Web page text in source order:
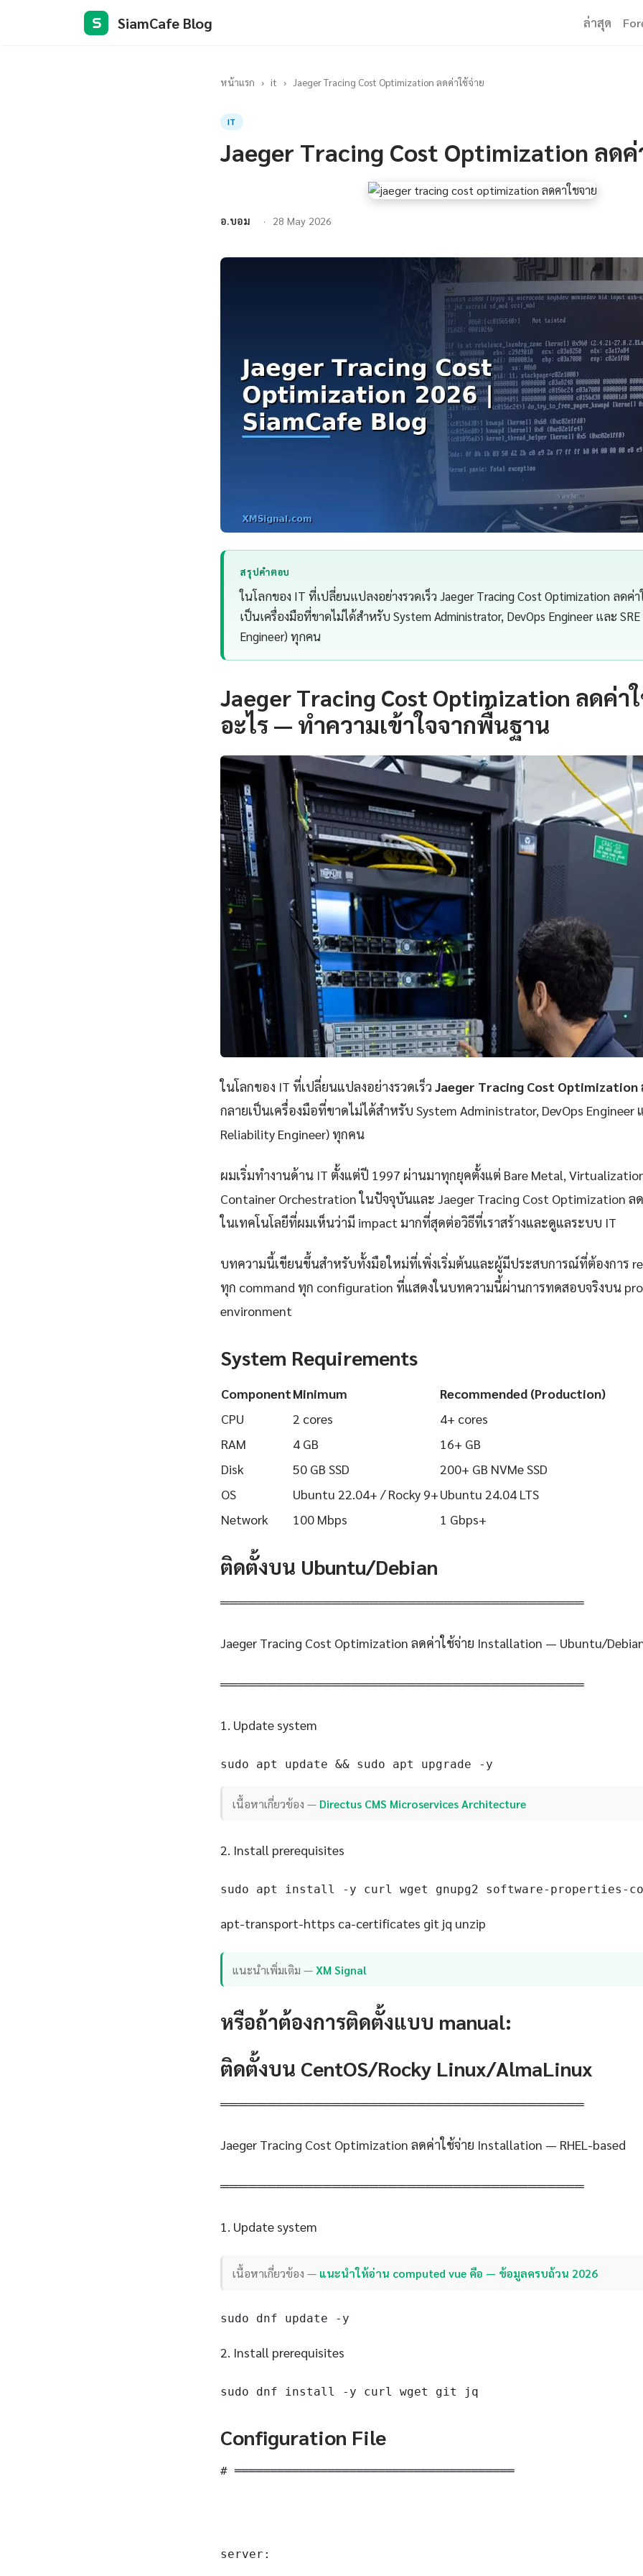
S SiamCafe Blog ล่าสุด
หน้าแรก › it › Jaeger Tracing Cost Optimization ลดค่าใช้จ่าย
IT
Jaeger Tracing Cost Optimization ลดค่
อ.บอม 28 May 2026
สรุปคำตอบ
ในโลกของ IT ที่เปลี่ยนแปลงอย่างรวดเร็ว Jaeger Tracing Cost Optimization ลดค่
เป็นเครื่องมือที่ขาดไม่ได้สำหรับ System Administrator, DevOps Engineer และ
Engineer) ทุกคน
Jaeger Tracing Cost Optimization ลดค่า
อะไร — ทำความเข้าใจจากพื้นฐาน
ในโลกของ IT ที่เปลี่ยนแปลงอย่างรวดเร็ว Jaeger Tracing Cost Optimization
กลายเป็นเครื่องมือที่ขาดไม่ได้สำหรับ System Administrator, DevOps Engineer
Reliability Engineer) ทุกคน
ผมเริ่มทำงานด้าน IT ตั้งแต่ปี 1997 ผ่านมาทุกยุคตั้งแต่ Bare Metal,
Container Orchestration ในปัจจุบันและ Jaeger Tracing Cost Optimization ล
ในเทคโนโลยีที่ผมเห็นว่ามี impact มากที่สุดต่อวิธีที่เราสร้างและดูแลระบบ IT
บทความนี้เขียนขึ้นสำหรับทั้งมือใหม่ที่เพิ่งเริ่มต้นและผู้มีประสบการณ์ที่ต้องการ
ทุก command ทุก configuration ที่แสดงในบทความนี้ผ่านการทดสอบจริงบน
environment
System Requirements
ComponentMinimum
Recommended (Production)
CPU
2 cores
4+ cores
RAM
4 GB
16+ GB
Disk
50 GB SSD
200+ GB NVMe SSD
OS
Ubuntu 22.04+ / Rocky 9+Ubuntu 24.04 LTS
Network
100 Mbps 1 Gbps+
ติดตั้งบน Ubuntu/Debian
═══════════════════════════════════════
Jaeger Tracing Cost Optimization ลดค่าใช้จ่าย Installation — Ubuntu/
═══════════════════════════════════════
1. Update system
sudo apt update && sudo apt upgrade -y
เนื้อหาเกี่ยวข้อง — Directus CMS Microservices Architecture
2. Install prerequisites
sudo apt install -y curl wget gnupg2 software-properties-
apt-transport-https ca-certificates git jq unzip
แนะนำเพิ่มเติม —XM Signal
หรือถ้าต้องการติดตั้งแบบ manual:
ติดตั้งบน CentOS/Rocky Linux/AlmaLinux
═══════════════════════════════════════
Jaeger Tracing Cost Optimization ลดค่าใช้จ่าย Installation — RHEL-based
═══════════════════════════════════════
1. Update system
เนื้อหาเกี่ยวข้อง — แนะนำให้อ่าน computed vue คือ — ข้อมูลครบถ้วน 2026
sudo dnf update -y
2. Install prerequisites
sudo dnf install -y curl wget git jq
Configuration File
# ═══════════════════════════════════════
server: